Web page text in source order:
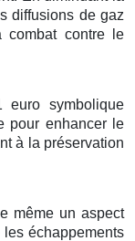
diffusions de gaz
combatcontre le
euro symbolique
pour enhancerle
à la préservation
mêmeunaspect
leséchappements